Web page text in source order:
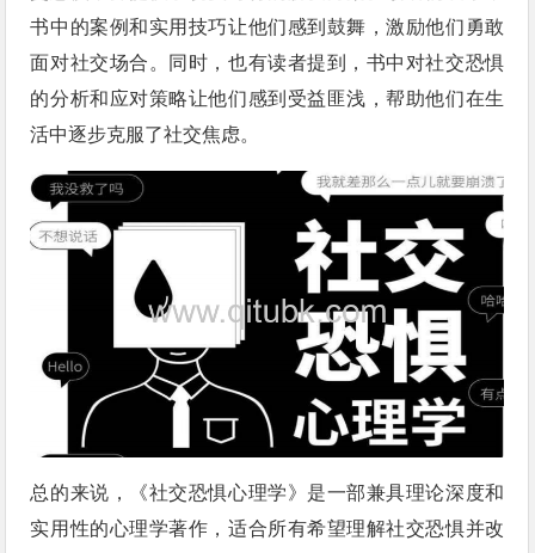
书中的案例和实用技巧让他们感到鼓舞，激励他们勇敢
面对社交场合。同时，也有读者提到，书中对社交恐惧
的分析和应对策略让他们感到受益匪浅，帮助他们在生
活中逐步克服了社交焦虑。
总的来说，《社交恐惧心理学》是一部兼具理论深度和
实用性的心理学著作，适合所有希望理解社交恐惧并改